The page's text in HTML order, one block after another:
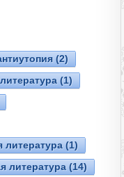
(2)
(1)
литература (1)
литература (14)